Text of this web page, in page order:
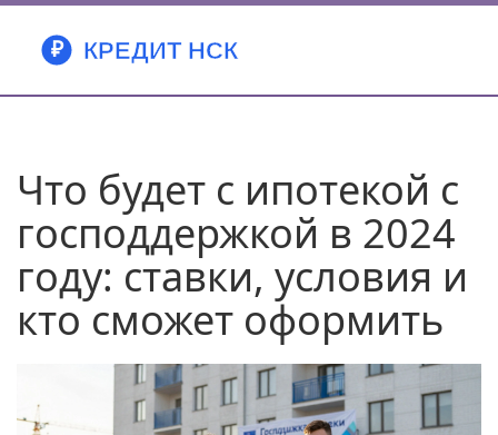
Что будет с ипотекой с
господдержкой в 2024
году: ставки, условия и
кто сможет оформить